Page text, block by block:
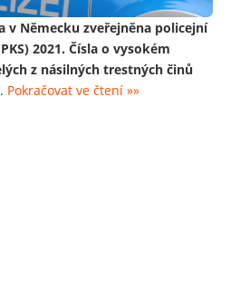
v Německu zveřejněna policejní
2021. Čísla o vysokém
z násilných trestných činů
Pokračovat ve čtení »»